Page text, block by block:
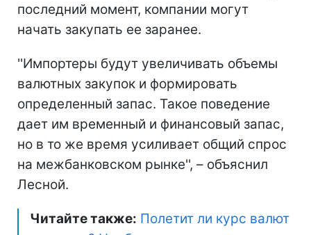
последний момент, компании могут
начать закупать ее заранее.
''Импортеры будут увеличивать объемы
валютных закупок и формировать
определенный запас. Такое поведение
дает им временный и финансовый запас,
но в то же время усиливает общий спрос
на межбанковском рынке'', – объяснил
Лесной.
Читайте также: Полетит ли курс валют